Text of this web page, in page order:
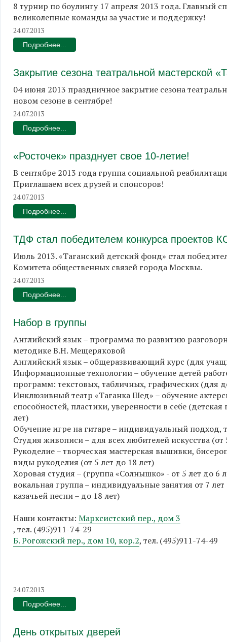
8 турнир по боулингу 17 апреля 2013 года. Главный
великолепные команды за участие и поддержку!
24.07.2013
Подробнее...
Закрытие сезона театральной мастерской
04 июня 2013 праздничное закрытие сезона
новом сезоне в сентябре!
24.07.2013
Подробнее...
«Росточек» празднует свое 10-летие!
В сентябре 2013 года группа социальной
Приглашаем всех друзей и спонсоров!
24.07.2013
Подробнее...
ТДФ стал победителем конкурса проектов
Июль 2013. «Таганский детский фонд» стал
Комитета общественных связей города Москвы.
24.07.2013
Подробнее...
Набор в группы
Английский язык – программа по развитию
методике В.Н. Мещеряковой
Английский язык – общеразвивающий курс (для
Информационные технологии – обучение детей
программ: текстовых, табличных, графических (для
Инклюзивный театр «Таганка Шед» – обучение
способностей, пластики, уверенности в себе
лет)
Обучение игре на гитаре – индивидуальный подход,
Студия живописи – для всех любителей искусства (от
Рукоделие – творческая мастерская вышивки,
виды рукоделия (от 5 лет до 18 лет)
Хоровая студия – (группа «Солнышко» - от 5 лет до 6
вокальная группа – индивидуальные занятия от 7
казачьей песни – до 18 лет)
Наши контакты: Марксистский пер., дом 3
, тел. (495)911-74-29
Б. Рогожский пер., дом 10, кор.2, тел. (495)911-74-49
24.07.2013
Подробнее...
День открытых дверей